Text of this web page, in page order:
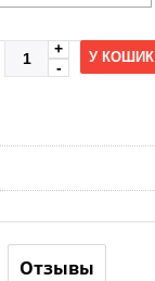
У КОШИК
Отзывы